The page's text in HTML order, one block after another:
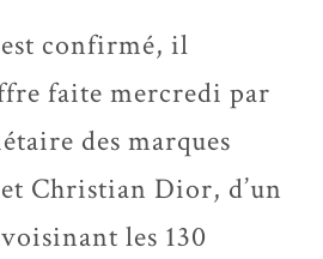
confirmé, il
faite mercredi par
des marques
Christian Dior, d’un
les 130